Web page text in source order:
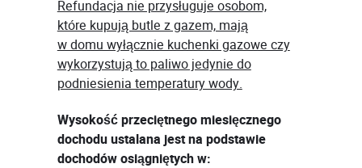
Refundacja nie przysługuje osobom,
które kupują butle z gazem, mają
w domu wyłącznie kuchenki gazowe czy
wykorzystują to paliwo jedynie do
podniesienia temperatury wody.
Wysokość przeciętnego miesięcznego
dochodu ustalana jest na podstawie
dochodów osiągniętych w: